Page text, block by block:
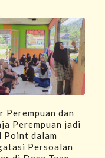
Perempuan dan
Perempuan jadi
Point dalam
Persoalan